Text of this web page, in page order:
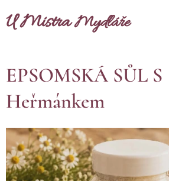
U MistraMydláře
EPSOMSKÁ SŮL S
Heřmánkem